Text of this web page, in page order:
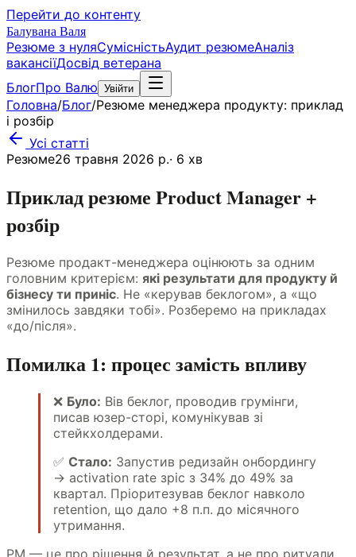
Перейти до контенту
Балувана Валя
Резюме з нуляСумісністьАудит резюмеАналіз
вакансіїДосвід ветерана
БлогПро Валю Увійти
Головна/Блог/Резюме менеджера продукту: приклад
і розбір
Усі статті
Резюме26 травня 2026 р.· 6 хв
Приклад резюме Product Manager +
розбір
Резюме продакт-менеджера оцінюють за одним
головним критерієм: які результати для продукту й
бізнесу ти приніс. Не «керував беклогом», а «що
змінилось завдяки тобі». Розберемо на прикладах
«до/після».
Помилка 1: процес замість впливу
❌ Було: Вів беклог, проводив грумінги,
писав юзер-сторі, комунікував зі
стейкхолдерами.
✅ Стало: Запустив редизайн онбордингу
→ activation rate зріс з 34% до 49% за
квартал. Пріоритезував беклог навколо
retention, що дало +8 п.п. до місячного
утримання.
PM — це про рішення й результат, а не про ритуали